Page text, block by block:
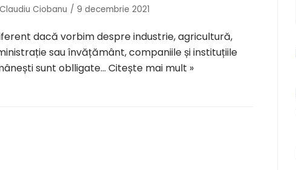
Claudiu Ciobanu 9 decembrie 2021
dacă vorbim despre industrie, agricultură,
sau învățământ, companiile și instituțiile
sunt oblligate… Citește mai mult »